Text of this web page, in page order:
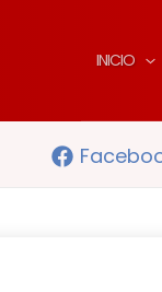
INICIO